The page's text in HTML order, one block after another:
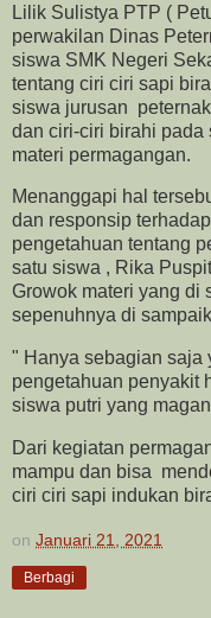
Lilik Sulistya PTP (
perwakilan Dinas
siswa SMK Negeri
tentang ciri ciri sapi
siswa jurusan
dan ciri-ciri birahi pada
materi permagangan.
Menanggapi hal
dan responsip
pengetahuan tentang
satu siswa , Rika
Growok materi yang di
sepenuhnya di
" Hanya sebagian saja
pengetahuan penyakit
siswa putri yang
Dari kegiatan
mampu dan bisa
ciri ciri sapi indukan
on Januari 21, 2021
Berbagi